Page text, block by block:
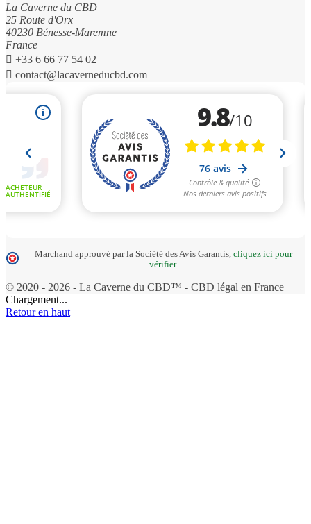
La Caverne du CBD
25 Route d'Orx
40230 Bénesse-Maremne
France
 +33 6 66 77 54 02
 contact@lacaverneducbd.com
Marchand approuvé par la Société des Avis Garantis, cliquez ici pour
vérifier.
© 2020 - 2026 - La Caverne du CBD™ - CBD légal en France
Chargement...
Retour en haut